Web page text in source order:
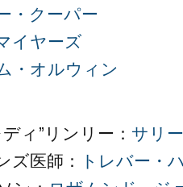
・クーパー
イヤーズ
・オルウィン
ィ”リンリー： サリ
ズ医師：
トレバー・